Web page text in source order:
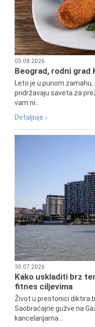
05.08.2026
Beograd, rodni grad
Leto je u punom
pridržavaju saveta za
vam ni...
Detaljnije ›
30.07.2026
Kako uskladiti brz
fitnes ciljevima
Život u prestonici diktira
Saobraćajne gužve na
kancelarijama...